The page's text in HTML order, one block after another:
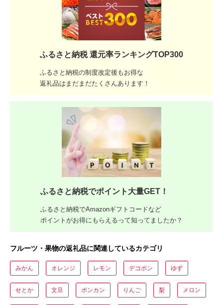
ふるさと納税 還元率ランキングTOP300
ふるさと納税の制度改定後もお得な
返礼品はまだまだたくさんあります！
ふるさと納税でポイント大量GET！
ふるさと納税でAmazonギフトコードなど
ポイントがお得にもらえるって知ってましたか？
フルーツ・果物の返礼品に関連しているカテゴリ
みかん オレンジ レモン デコポン ゆず
せとか 文旦 ポンカン りんご 梨 メロン